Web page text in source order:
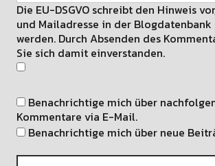
Die EU-DSGVO schreibt den Hinweis
und Mailadresse in der
werden. Durch Absenden des
Sie sich damit einverstanden.
Benachrichtige mich über
Kommentare via E-Mail.
Benachrichtige mich über neue